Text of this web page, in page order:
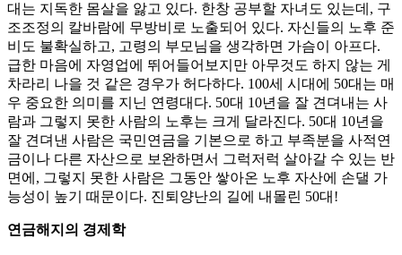
대는 지독한 몸살을 앓고 있다. 한창 공부할 자녀도 있는데, 구
조조정의 칼바람에 무방비로 노출되어 있다. 자신들의 노후 준
비도 불확실하고, 고령의 부모님을 생각하면 가슴이 아프다.
급한 마음에 자영업에 뛰어들어보지만 아무것도 하지 않는 게
차라리 나을 것 같은 경우가 허다하다. 100세 시대에 50대는 매
우 중요한 의미를 지닌 연령대다. 50대 10년을 잘 견뎌내는 사
람과 그렇지 못한 사람의 노후는 크게 달라진다. 50대 10년을
잘 견뎌낸 사람은 국민연금을 기본으로 하고 부족분을 사적연
금이나 다른 자산으로 보완하면서 그럭저럭 살아갈 수 있는 반
면에, 그렇지 못한 사람은 그동안 쌓아온 노후 자산에 손댈 가
능성이 높기 때문이다. 진퇴양난의 길에 내몰린 50대!
연금해지의 경제학